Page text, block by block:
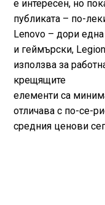
е интересен, но
публиката – по-
Lenovo – дори
и геймърски,
използва за
крещящите
елементи са
отличава с по-се-
средния ценови